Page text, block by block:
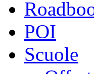
POI
Scuole